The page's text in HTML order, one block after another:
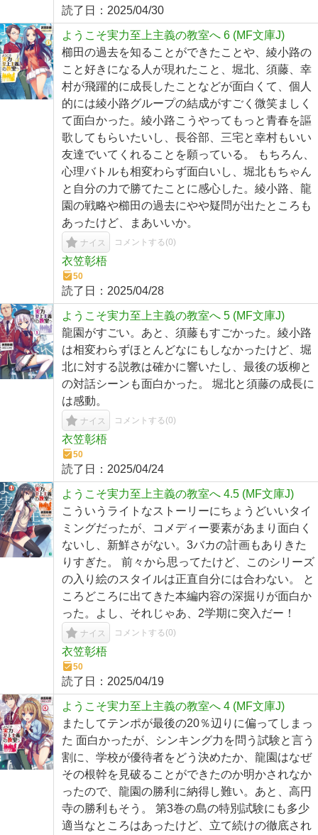
読了日： 2025/04/30
ようこそ実力至上主義の教室へ 6 (MF文庫J)
櫛田の過去を知ることができたことや、綾小路の
こと好きになる人が現れたこと、堀北、須藤、幸
村が飛躍的に成長したことなどが面白くて、個人
的には綾小路グループの結成がすごく微笑ましく
て面白かった。綾小路こうやってもっと青春を謳
歌してもらいたいし、長谷部、三宅と幸村もいい
友達でいてくれることを願っている。 もちろん、
心理バトルも相変わらず面白いし、堀北もちゃん
と自分の力で勝てたことに感心した。綾小路、龍
園の戦略や櫛田の過去にやや疑問が出たところも
あったけど、まあいいか。
ナイス コメントする(0)
衣笠彰梧
50
読了日： 2025/04/28
ようこそ実力至上主義の教室へ 5 (MF文庫J)
龍園がすごい。あと、須藤もすごかった。綾小路
は相変わらずほとんどなにもしなかったけど、堀
北に対する説教は確かに響いたし、最後の坂柳と
の対話シーンも面白かった。 堀北と須藤の成長に
は感動。
ナイス コメントする(0)
衣笠彰梧
50
読了日： 2025/04/24
ようこそ実力至上主義の教室へ 4.5 (MF文庫J)
こういうライトなストーリーにちょうどいいタイ
ミングだったが、コメディー要素があまり面白く
ないし、新鮮さがない。3バカの計画もありきた
りすぎた。 前々から思ってたけど、このシリーズ
の入り絵のスタイルは正直自分には合わない。 と
ころどころに出てきた本編内容の深掘りが面白か
った。よし、それじゃあ、2学期に突入だー！
ナイス コメントする(0)
衣笠彰梧
50
読了日： 2025/04/19
ようこそ実力至上主義の教室へ 4 (MF文庫J)
またしてテンポが最後の20％辺りに偏ってしまっ
た 面白かったが、シンキング力を問う試験と言う
割に、学校が優待者をどう決めたか、龍園はなぜ
その根幹を見破ることができたのか明かされなか
ったので、龍園の勝利に納得し難い。あと、高円
寺の勝利もそう。 第3巻の島の特別試験にも多少
適当なところはあったけど、立て続けの徹底され